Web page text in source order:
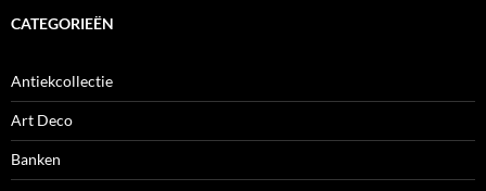
CATEGORIEËN
Antiekcollectie
Art Deco
Banken